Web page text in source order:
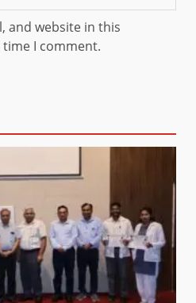
and website in this
I comment.